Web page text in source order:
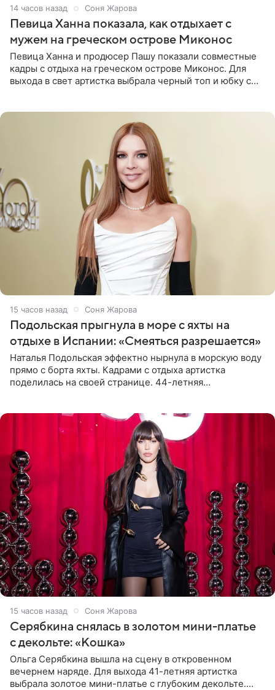
14 часов назад Соня Жарова
Певица Ханна показала, как отдыхает с
мужем на греческом острове Миконос
Певица Ханна и продюсер Пашу показали совместные
кадры с отдыха на греческом острове Миконос. Для
выхода в свет артистка выбрала черный топ и юбку с
15 часов назад Соня Жарова
Подольская прыгнула в море с яхты на
отдыхе в Испании: «Смеяться разрешается»
Наталья Подольская эффектно нырнула в морскую воду
прямо с борта яхты. Кадрами с отдыха артистка
поделилась на своей странице. 44-летняя
15 часов назад Соня Жарова
Серябкина снялась в золотом мини-платье
с декольте: «Кошка»
Ольга Серябкина вышла на сцену в откровенном
вечернем наряде. Для выхода 41-летняя артистка
выбрала золотое мини-платье с глубоким декольте.